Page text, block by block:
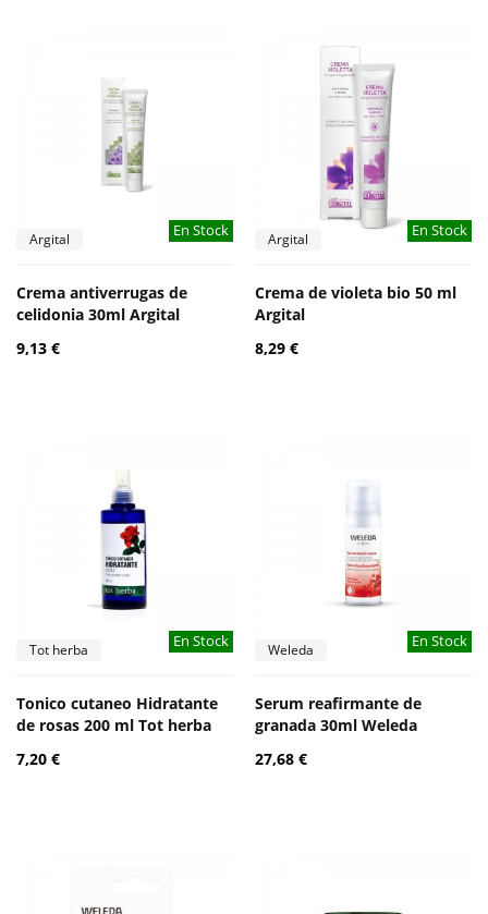
En Stock
Argital
Crema antiverrugas de
celidonia 30ml Argital
9,13 €
En Stock
Argital
Crema de violeta bio 50 ml
Argital
8,29 €
En Stock
Tot herba
Tonico cutaneo Hidratante
de rosas 200 ml Tot herba
7,20 €
En Stock
Weleda
Serum reafirmante de
granada 30ml Weleda
27,68 €